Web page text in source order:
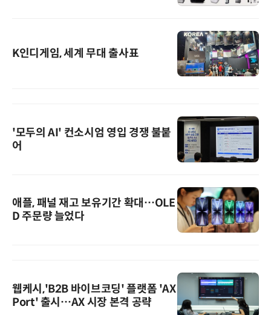
K인디게임, 세계 무대 출사표
'모두의 AI' 컨소시엄 영입 경쟁 불붙
어
애플, 패널 재고 보유기간 확대…OLE
D 주문량 늘었다
웹케시,'B2B 바이브코딩' 플랫폼 'AX
Port' 출시…AX 시장 본격 공략